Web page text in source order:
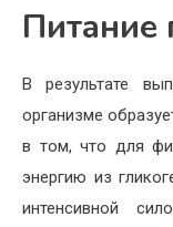
Питание
В результате
организме
в том, что для
энергию из
интенсивной